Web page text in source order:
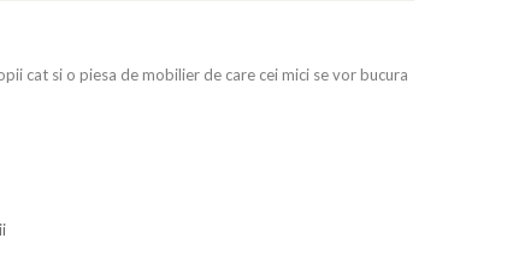
cat si o piesa de mobilier de care cei mici se vor bucura